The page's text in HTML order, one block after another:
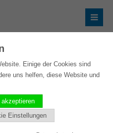
Einige der Cookies sind
uns helfen, diese Website und
Einstellungen